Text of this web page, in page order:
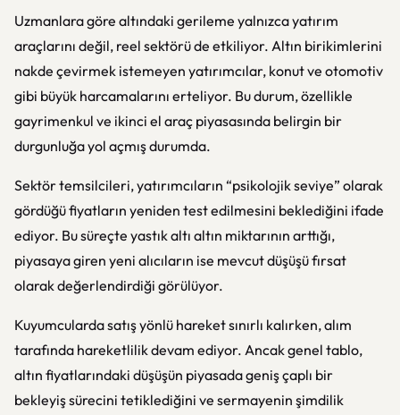
Uzmanlara göre altındaki gerileme yalnızca yatırım
araçlarını değil, reel sektörü de etkiliyor. Altın birikimlerini
nakde çevirmek istemeyen yatırımcılar, konut ve otomotiv
gibi büyük harcamalarını erteliyor. Bu durum, özellikle
gayrimenkul ve ikinci el araç piyasasında belirgin bir
durgunluğa yol açmış durumda.
Sektör temsilcileri, yatırımcıların “psikolojik seviye” olarak
gördüğü fiyatların yeniden test edilmesini beklediğini ifade
ediyor. Bu süreçte yastık altı altın miktarının arttığı,
piyasaya giren yeni alıcıların ise mevcut düşüşü fırsat
olarak değerlendirdiği görülüyor.
Kuyumcularda satış yönlü hareket sınırlı kalırken, alım
tarafında hareketlilik devam ediyor. Ancak genel tablo,
altın fiyatlarındaki düşüşün piyasada geniş çaplı bir
bekleyiş sürecini tetiklediğini ve sermayenin şimdilik